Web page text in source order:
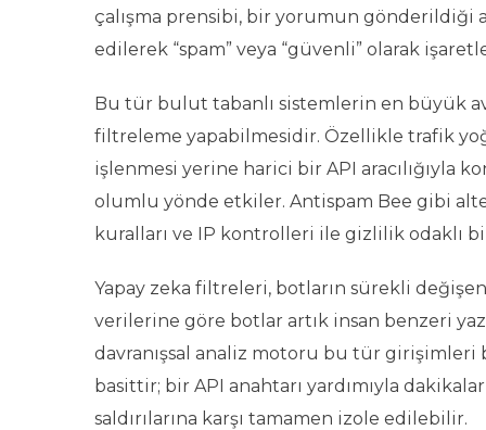
çalışma prensibi, bir yorumun
edilerek “spam” veya “güvenli” olarak
Bu tür bulut tabanlı sistemlerin en büyük
filtreleme yapabilmesidir. Özellikle trafik
işlenmesi yerine harici bir API aracılığıyla
olumlu yönde etkiler. Antispam Bee gibi
kuralları ve IP kontrolleri ile gizlilik odaklı
Yapay zeka filtreleri, botların sürekli
verilerine göre botlar artık insan benzeri
davranışsal analiz motoru bu tür
basittir; bir API anahtarı yardımıyla
saldırılarına karşı tamamen izole edilebilir.